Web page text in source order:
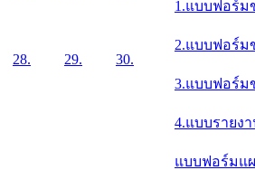
28. 29. 30.
1.แบบฟอร์ม
2.แบบฟอร์ม
3.แบบฟอร์ม
4.แบบรายง
แบบฟอร์มแ